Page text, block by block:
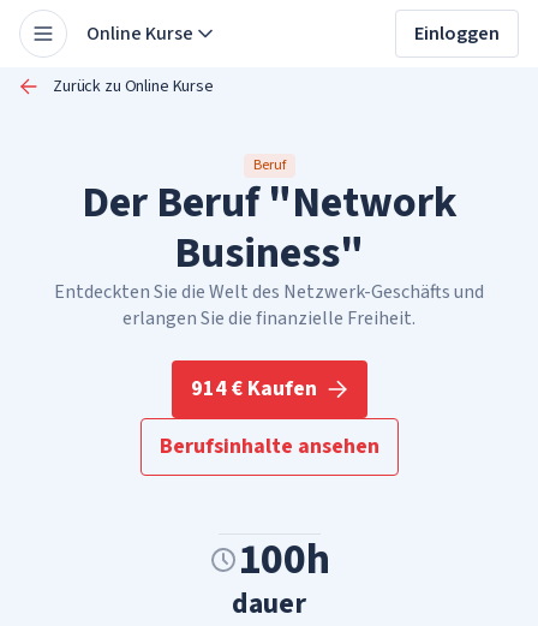
Online Kurse Einloggen
Zurück zu Online Kurse
Beruf
Der Beruf "Network
Business"
Entdeckten Sie die Welt des Netzwerk-Geschäfts und
erlangen Sie die finanzielle Freiheit.
914 € Kaufen
Berufsinhalte ansehen
100h
dauer